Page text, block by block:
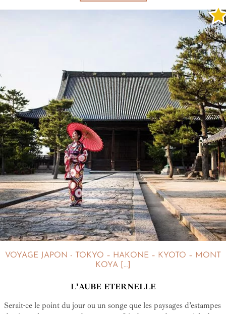
VOYAGE JAPON - TOKYO – HAKONE – KYOTO – MONT
KOYA […]
L'AUBE ETERNELLE
Serait-ce le point du jour ou un songe que les paysages d’estampes